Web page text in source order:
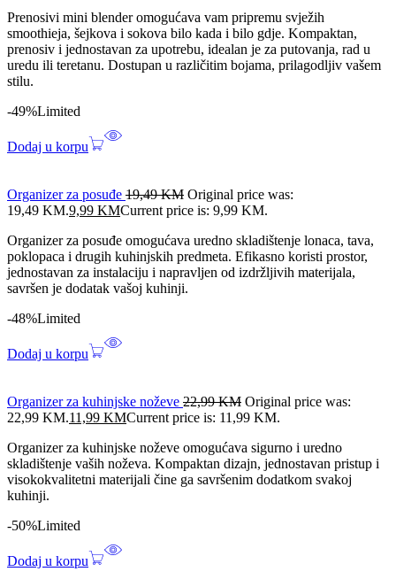
Prenosivi mini blender omogućava vam pripremu svježih
smoothieja, šejkova i sokova bilo kada i bilo gdje. Kompaktan,
prenosiv i jednostavan za upotrebu, idealan je za putovanja, rad u
uredu ili teretanu. Dostupan u različitim bojama, prilagodljiv vašem
stilu.
-49%Limited
Dodaj u korpu
Organizer za posuđe 19,49KM Original price was:
19,49 KM.9,99 KMCurrent price is: 9,99 KM.
Organizer za posuđe omogućava uredno skladištenje lonaca, tava,
poklopaca i drugih kuhinjskih predmeta. Efikasno koristi prostor,
jednostavan za instalaciju i napravljen od izdržljivih materijala,
savršen je dodatak vašoj kuhinji.
-48%Limited
Dodaj u korpu
Organizer za kuhinjske noževe 22,99KM Original price was:
22,99 KM.11,99 KMCurrent price is: 11,99 KM.
Organizer za kuhinjske noževe omogućava sigurno i uredno
skladištenje vaših noževa. Kompaktan dizajn, jednostavan pristup i
visokokvalitetni materijali čine ga savršenim dodatkom svakoj
kuhinji.
-50%Limited
Dodaj u korpu